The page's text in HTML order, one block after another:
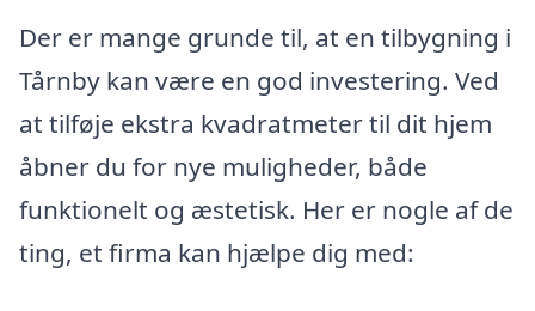
Der er mange grunde til, at en tilbygning i
Tårnby kan være en god investering. Ved
at tilføje ekstra kvadratmeter til dit hjem
åbner du for nye muligheder, både
funktionelt og æstetisk. Her er nogle af de
ting, et firma kan hjælpe dig med: